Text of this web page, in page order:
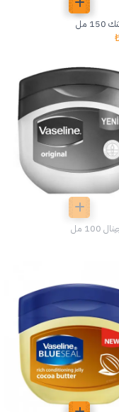
مل
100 مل